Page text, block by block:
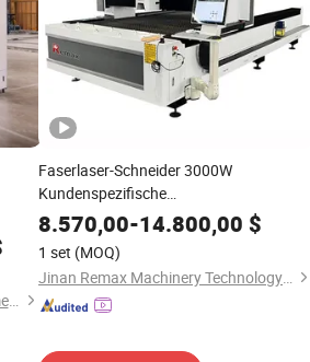
Jinan Knoppo Automation Equipment Co., Ltd.
Faserlaser-Schneider 3000W
Kundenspezifische
Laserschneidemaschine Faserlaser-
Metallgravurmaschine
Stahlfasermaschine
8.570,00-14.800,00 $
1 set (MOQ)
Jinan Remax Machinery Technology Co., Ltd.